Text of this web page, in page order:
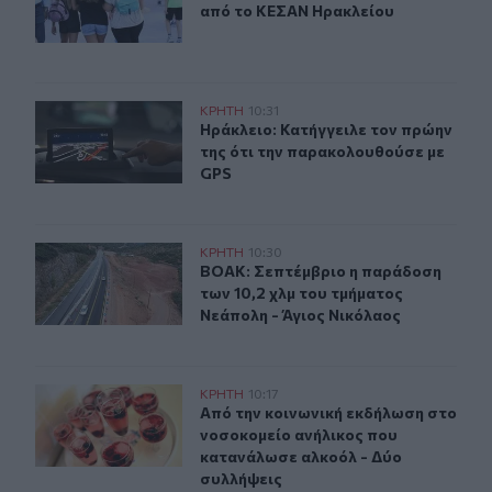
από το ΚΕΣΑΝ Ηρακλείου
Ηράκλειο: Κατήγγειλε τον πρώην της ότι την
ΚΡΗΤΗ 10:31
Ηράκλειο: Κατήγγειλε τον πρώην
Ηράκλειο: Κατήγγειλε τον πρώην
της ότι την παρακολουθούσε με
GPS
ΒΟΑΚ: Σεπτέμβριο η παράδοση των 10,2 χλμ του
ΚΡΗΤΗ 10:30
ΒΟΑΚ: Σεπτέμβριο η παράδοση
ΒΟΑΚ: Σεπτέμβριο η παράδοση
των 10,2 χλμ του τμήματος
Νεάπολη - Άγιος Νικόλαος
Ελούντα: Από την κοινωνική εκδήλωση στο
ΚΡΗΤΗ 10:17
Από την κοινωνική εκδήλωση στο
Από την κοινωνική εκδήλωση στο
νοσοκομείο ανήλικος που
κατανάλωσε αλκοόλ - Δύο
συλλήψεις